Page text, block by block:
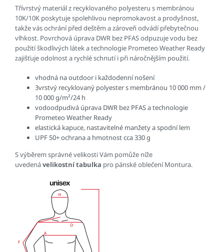
Třívrstvý materiál z recyklovaného polyesteru s membránou
10K/10K poskytuje spolehlivou nepromokavost a prodyšnost,
takže vás ochrání před deštěm a zároveň odvádí přebytečnou
vlhkost. Povrchová úprava DWR bez PFAS odpuzuje vodu bez
použití škodlivých látek a technologie Prometeo Weather Ready
zajišťuje odolnost a rychlé schnutí i při náročnějším použití.
vhodná na outdoor i každodenní nošení
3vrstvý recyklovaný polyester s membránou 10 000 mm /
10 000 g/m²/24 h
vodoodpudivá úprava DWR bez PFAS a technologie
Prometeo Weather Ready
elastická kapuce, nastavitelné manžety a spodní lem
UPF 50+ ochrana a hmotnost cca 330 g
S výběrem správné velikosti Vám pomůže níže
uvedenávelikostní tabulka pro pánské oblečení Montura.